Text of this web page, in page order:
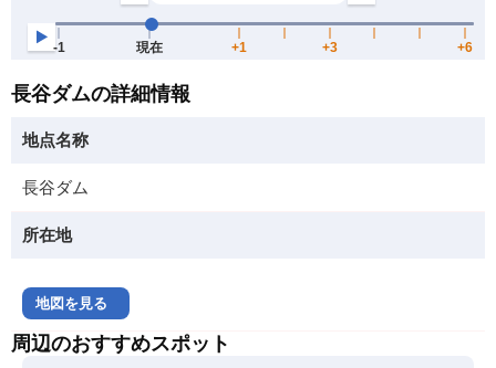
長谷ダムの詳細情報
地点名称
長谷ダム
所在地
地図を見る
周辺のおすすめスポット